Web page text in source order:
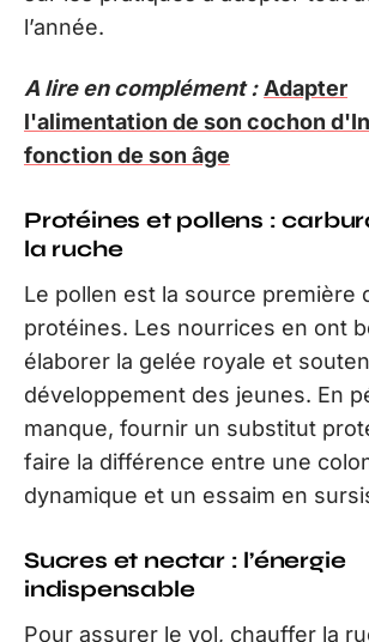
l’année.
A lire en complément : Adapter
l'alimentation de son cochon
fonction de son âge
Protéines et pollens :
la ruche
Le pollen est la source première
protéines. Les nourrices en ont
élaborer la gelée royale et
développement des jeunes. En
manque, fournir un substitut
faire la différence entre une
dynamique et un essaim en
Sucres et nectar : l’énergie
indispensable
Pour assurer le vol, chauffer la